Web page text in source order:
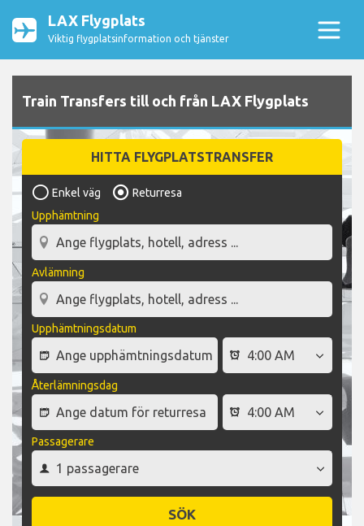
LAX Flygplats
Viktig flygplatsinformation och tjänster
Train Transfers till och från LAX Flygplats
HITTA FLYGPLATSTRANSFER
Enkel väg
Returresa
Upphämtning
Avlämning
Upphämtningsdatum
Återlämningsdag
Passagerare
SÖK